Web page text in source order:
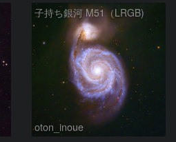
子持ち銀河 M51（LRGB)
oton_inoue